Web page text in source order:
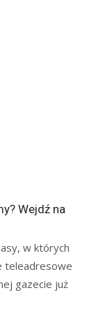
Wejdź na
w których
teleadresowe
gazecie już